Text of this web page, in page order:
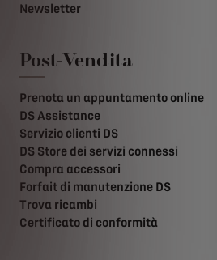
Newsletter
Post-Vendita
Prenota un appuntamento online
DS Assistance
Servizio clienti DS
DS Store dei servizi connessi
Compra accessori
Forfait di manutenzione DS
Trova ricambi
Certificato di conformità